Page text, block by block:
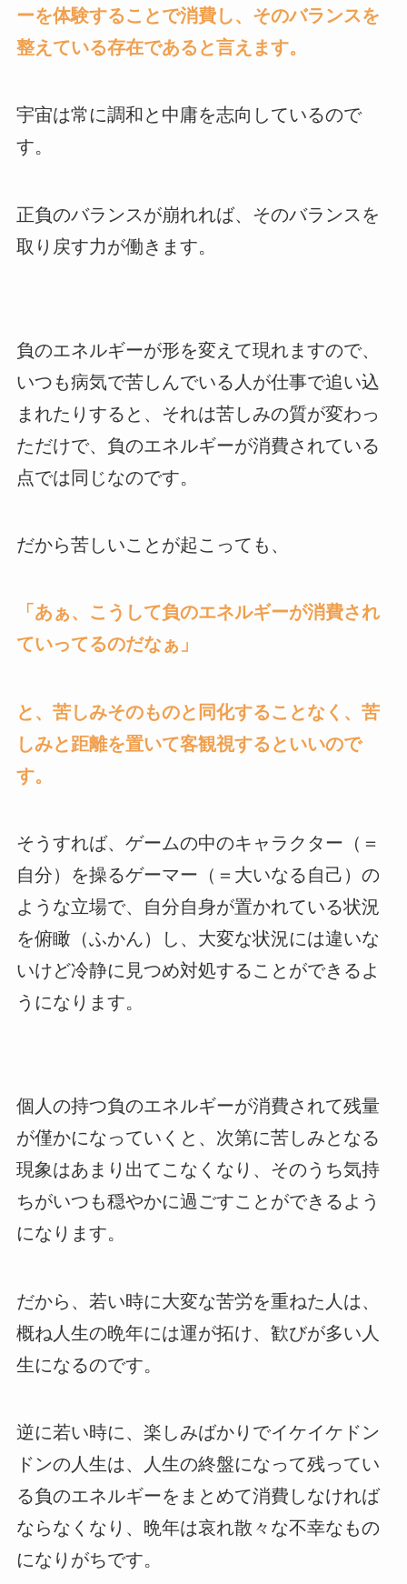
ーを体験することで消費し、そのバランスを
整えている存在であると言えます。
宇宙は常に調和と中庸を志向しているので
す。
正負のバランスが崩れれば、そのバランスを
取り戻す力が働きます。
負のエネルギーが形を変えて現れますので、
いつも病気で苦しんでいる人が仕事で追い込
まれたりすると、それは苦しみの質が変わっ
ただけで、負のエネルギーが消費されている
点では同じなのです。
だから苦しいことが起こっても、
「あぁ、こうして負のエネルギーが消費され
ていってるのだなぁ」
と、苦しみそのものと同化することなく、苦
しみと距離を置いて客観視するといいので
す。
そうすれば、ゲームの中のキャラクター（＝
自分）を操るゲーマー（＝大いなる自己）の
ような立場で、自分自身が置かれている状況
を俯瞰（ふかん）し、大変な状況には違いな
いけど冷静に見つめ対処することができるよ
うになります。
個人の持つ負のエネルギーが消費されて残量
が僅かになっていくと、次第に苦しみとなる
現象はあまり出てこなくなり、そのうち気持
ちがいつも穏やかに過ごすことができるよう
になります。
だから、若い時に大変な苦労を重ねた人は、
概ね人生の晩年には運が拓け、歓びが多い人
生になるのです。
逆に若い時に、楽しみばかりでイケイケドン
ドンの人生は、人生の終盤になって残ってい
る負のエネルギーをまとめて消費しなければ
ならなくなり、晩年は哀れ散々な不幸なもの
になりがちです。